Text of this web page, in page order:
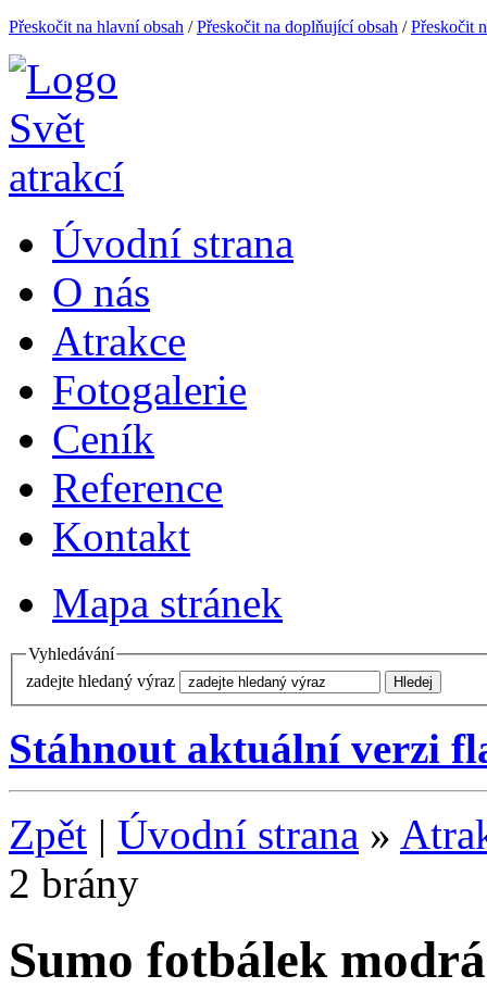
Přeskočit na hlavní obsah /Přeskočit na doplňující obsah /Přeskočit
Úvodní strana
O nás
Atrakce
Fotogalerie
Ceník
Reference
Kontakt
Mapa stránek
Vyhledávání
zadejte hledaný výraz
Stáhnout aktuální verzi
Zpět | Úvodní strana »
2 brány
Sumo fotbálek